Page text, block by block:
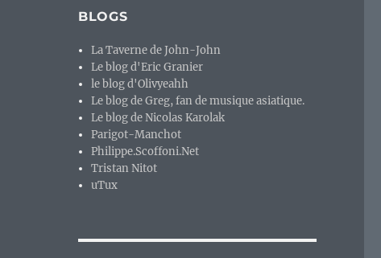
BLOGS
La Taverne de John-John
Le blog d'Eric Granier
le blog d'Olivyeahh
Le blog de Greg, fan de musique asiatique.
Le blog de Nicolas Karolak
Parigot-Manchot
Philippe.Scoffoni.Net
Tristan Nitot
uTux